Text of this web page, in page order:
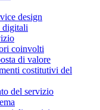
design
digitali
coinvolti
di valore
costitutivi del
del servizio